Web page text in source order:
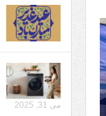
می 31, 2025